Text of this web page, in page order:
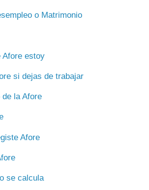
o Matrimonio
Afore estoy
si dejas de trabajar
la Afore
Afore
se calcula